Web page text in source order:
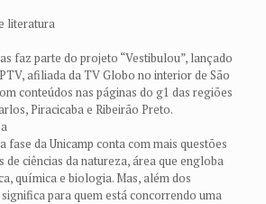
literatura
faz parte do projeto “Vestibulou”, lançado
afiliada da TV Globo no interior de São
conteúdos nas páginas do g1 das regiões
Piracicaba e Ribeirão Preto.
fase da Unicamp conta com mais questões
de ciências da natureza, área que engloba
química e biologia. Mas, além dos
para quem está concorrendo uma